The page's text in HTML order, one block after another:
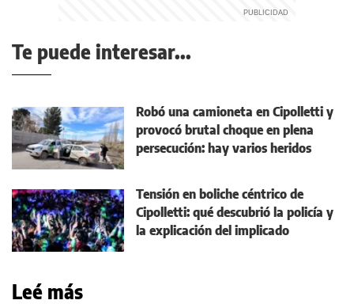
Te puede interesar...
Robó una camioneta en Cipolletti y
provocó brutal choque en plena
persecución: hay varios heridos
Tensión en boliche céntrico de
Cipolletti: qué descubrió la policía y
la explicación del implicado
Leé más